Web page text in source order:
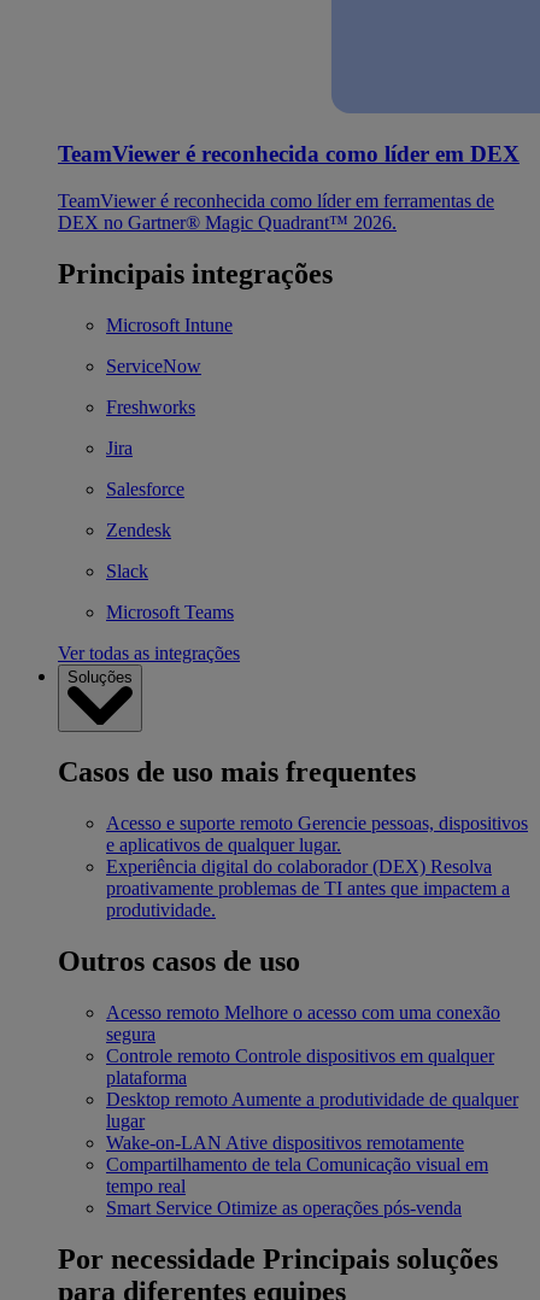
TeamViewer é reconhecida como líder em DEX
TeamViewer é reconhecida como líder em ferramentas de
DEX no Gartner® Magic Quadrant™ 2026.
Principais integrações
Microsoft Intune
ServiceNow
Freshworks
Jira
Salesforce
Zendesk
Slack
Microsoft Teams
Ver todas as integrações
Soluções
Casos de uso mais frequentes
Acesso e suporte remoto Gerencie pessoas, dispositivos
e aplicativos de qualquer lugar.
Experiência digital do colaborador (DEX) Resolva
proativamente problemas de TI antes que impactem a
produtividade.
Outros casos de uso
Acesso remoto Melhore o acesso com uma conexão
segura
Controle remoto Controle dispositivos em qualquer
plataforma
Desktop remoto Aumente a produtividade de qualquer
lugar
Wake-on-LAN Ative dispositivos remotamente
Compartilhamento de tela Comunicação visual em
tempo real
Smart Service Otimize as operações pós-venda
Por necessidade Principais soluções
para diferentes equipes